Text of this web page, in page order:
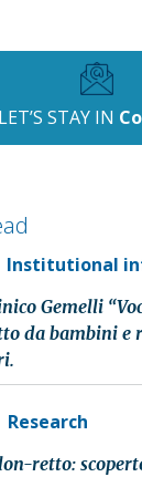
LET’S STAY IN
Institutional
Gemelli
da bambini e
Research
retto: